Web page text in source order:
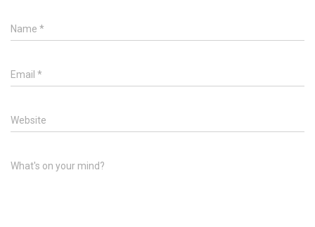
Name *
Email *
Website
What's on your mind?